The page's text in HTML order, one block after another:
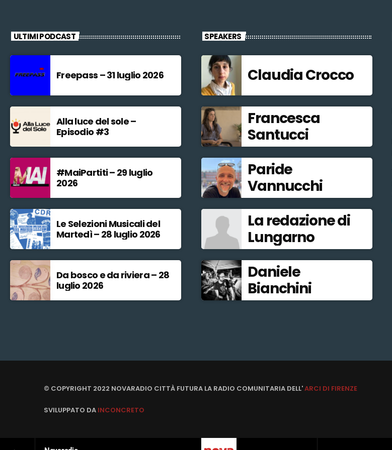
ULTIMI PODCAST
Freepass – 31 luglio 2026
Alla luce del sole –
Episodio #3
#MaiPartiti – 29 luglio
2026
Le Selezioni Musicali del
Martedì – 28 luglio 2026
Da bosco e da riviera – 28
luglio 2026
SPEAKERS
Claudia Crocco
Francesca
Santucci
Paride
Vannucchi
La redazione di
Lungarno
Daniele
Bianchini
© COPYRIGHT 2022 NOVARADIO CITTÀ FUTURA LA RADIO COMUNITARIA DELL'ARCI DI FIRENZE
SVILUPPATO DA INCONCRETO